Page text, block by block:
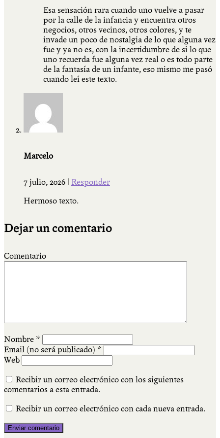
Esa sensación rara cuando uno vuelve a pasar
por la calle de la infancia y encuentra otros
negocios, otros vecinos, otros colores, y te
invade un poco de nostalgia de lo que alguna vez
fue y ya no es, con la incertidumbre de si lo que
uno recuerda fue alguna vez real o es todo parte
de la fantasía de un infante, eso mismo me pasó
cuando leí este texto.
Marcelo
7 julio, 2026
Responder
Hermoso texto.
Dejar un comentario
Comentario
Nombre *
Email (no será publicado) *
Web
Recibir un correo electrónico con los siguientes
comentarios a esta entrada.
Recibir un correo electrónico con cada nueva entrada.